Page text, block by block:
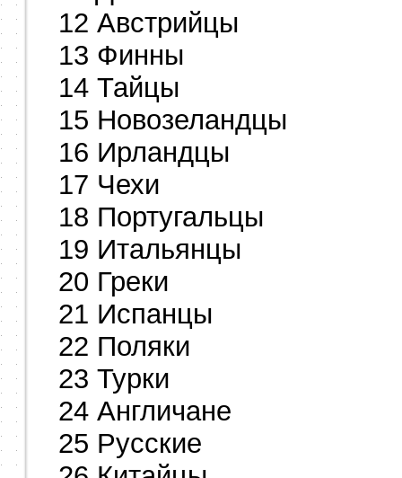
12 Австрийцы
13 Финны
14 Тайцы
15 Новозеландцы
16 Ирландцы
17 Чехи
18 Португальцы
19 Итальянцы
20 Греки
21 Испанцы
22 Поляки
23 Турки
24 Англичане
25 Русские